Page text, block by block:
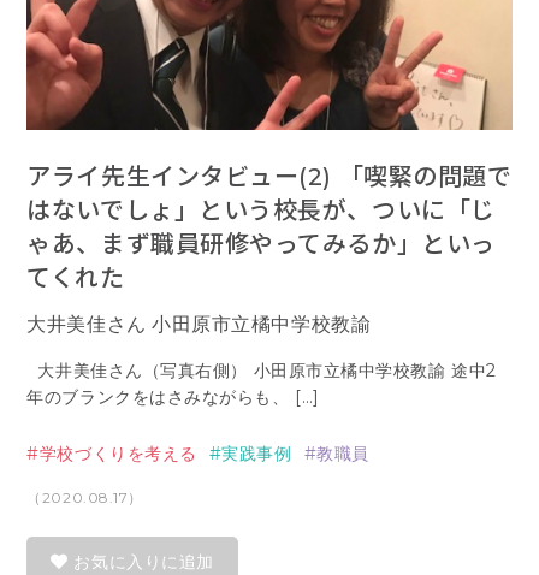
アライ先生インタビュー(2) 「喫緊の問題で
はないでしょ」という校長が、ついに「じ
ゃあ、まず職員研修やってみるか」といっ
てくれた
大井美佳さん 小田原市立橘中学校教諭
大井美佳さん（写真右側） 小田原市立橘中学校教諭 途中2
年のブランクをはさみながらも、 […]
学校づくりを考える 実践事例 教職員
（2020.08.17）
お気に入りに追加